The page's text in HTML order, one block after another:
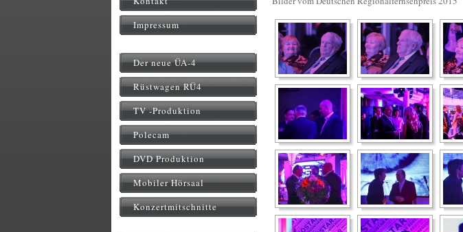
Impressum
Der neue ÜA-4
Rüstwagen RÜ4
TV -Produktion
Polecam
DVD Produktion
Mobiler Hörsaal
Konzertmitschnitte